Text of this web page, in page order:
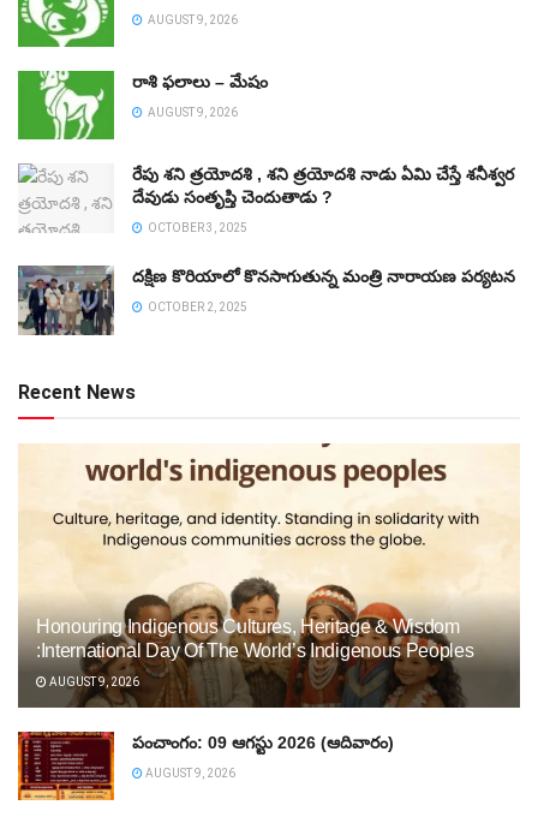
AUGUST 9, 2026
రాశి ఫలాలు – మేషం
AUGUST 9, 2026
రేపు శని త్రయోదశి , శని త్రయోదశి నాడు ఏమి చేస్తే శనీశ్వర
దేవుడు సంతృప్తి చెందుతాడు ?
OCTOBER 3, 2025
దక్షిణ కొరియాలో కొనసాగుతున్న మంత్రి నారాయణ పర్యటన
OCTOBER 2, 2025
Recent News
Honouring Indigenous Cultures, Heritage & Wisdom
:International Day Of The World’s Indigenous Peoples
AUGUST 9, 2026
పంచాంగం: 09 ఆగస్టు 2026 (ఆదివారం)
AUGUST 9, 2026